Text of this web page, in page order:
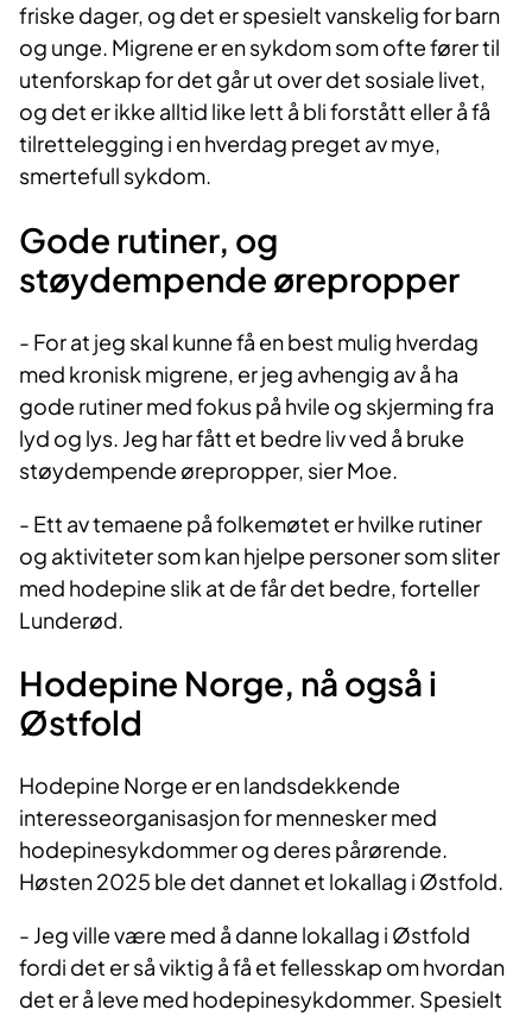
friske dager, og det er spesielt vanskelig for barn
og unge. Migrene er en sykdom som ofte fører til
utenforskap for det går ut over det sosiale livet,
og det er ikke alltid like lett å bli forstått eller å få
tilrettelegging i en hverdag preget av mye,
smertefull sykdom.
Gode rutiner, og
støydempende ørepropper
- For at jeg skal kunne få en best mulig hverdag
med kronisk migrene, er jeg avhengig av å ha
gode rutiner med fokus på hvile og skjerming fra
lyd og lys. Jeg har fått et bedre liv ved å bruke
støydempende ørepropper, sier Moe.
- Ett av temaene på folkemøtet er hvilke rutiner
og aktiviteter som kan hjelpe personer som sliter
med hodepine slik at de får det bedre, forteller
Lunderød.
Hodepine Norge, nå også i
Østfold
Hodepine Norge er en landsdekkende
interesseorganisasjon for mennesker med
hodepinesykdommer og deres pårørende.
Høsten 2025 ble det dannet et lokallag i Østfold.
- Jeg ville være med å danne lokallag i Østfold
fordi det er så viktig å få et fellesskap om hvordan
det er å leve med hodepinesykdommer. Spesielt